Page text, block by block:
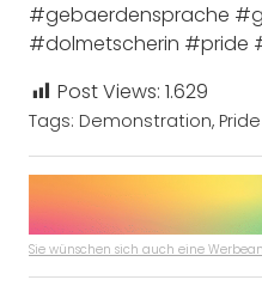
#gebaerdensprache
#dolmetscherin #pride
Post Views: 1.629
Tags: Demonstration,
Sie wünschen sich auch eine